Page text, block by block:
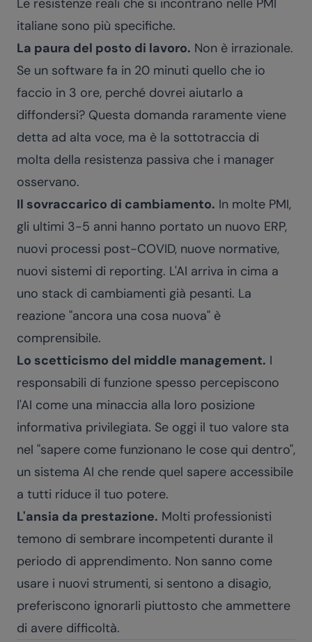
Le resistenze reali che si incontrano nelle PMI
italiane sono più specifiche.
La paura del posto di lavoro. Non è irrazionale.
Se un software fa in 20 minuti quello che io
faccio in 3 ore, perché dovrei aiutarlo a
diffondersi? Questa domanda raramente viene
detta ad alta voce, ma è la sottotraccia di
molta della resistenza passiva che i manager
osservano.
Il sovraccarico di cambiamento. In molte PMI,
gli ultimi 3-5 anni hanno portato un nuovo ERP,
nuovi processi post-COVID, nuove normative,
nuovi sistemi di reporting. L'AI arriva in cima a
uno stack di cambiamenti già pesanti. La
reazione "ancora una cosa nuova" è
comprensibile.
Lo scetticismo del middle management. I
responsabili di funzione spesso percepiscono
l'AI come una minaccia alla loro posizione
informativa privilegiata. Se oggi il tuo valore sta
nel "sapere come funzionano le cose qui dentro",
un sistema AI che rende quel sapere accessibile
a tutti riduce il tuo potere.
L'ansia da prestazione. Molti professionisti
temono di sembrare incompetenti durante il
periodo di apprendimento. Non sanno come
usare i nuovi strumenti, si sentono a disagio,
preferiscono ignorarli piuttosto che ammettere
di avere difficoltà.